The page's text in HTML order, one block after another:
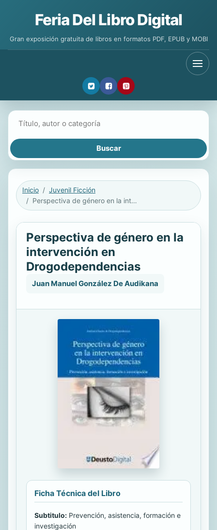
Feria Del Libro Digital
Gran exposición gratuita de libros en formatos PDF, EPUB y MOBI
Inicio
Juvenil Ficción
Perspectiva de género en la intervención en Drogodependencias
Perspectiva de género en la
intervención en
Drogodependencias
Juan Manuel González De Audikana
Ficha Técnica del Libro
Subtitulo: Prevención, asistencia, formación e
investigación